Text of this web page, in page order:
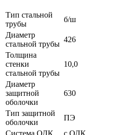
Тип стальной
трубы
б/ш
Диаметр
стальной трубы
426
Толщина
стенки
стальной трубы
10,0
Диаметр
защитной
оболочки
630
Тип защитной
оболочки
ПЭ